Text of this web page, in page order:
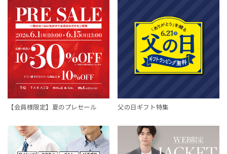
【会員様限定】夏のプレセール 父の日ギフト特集